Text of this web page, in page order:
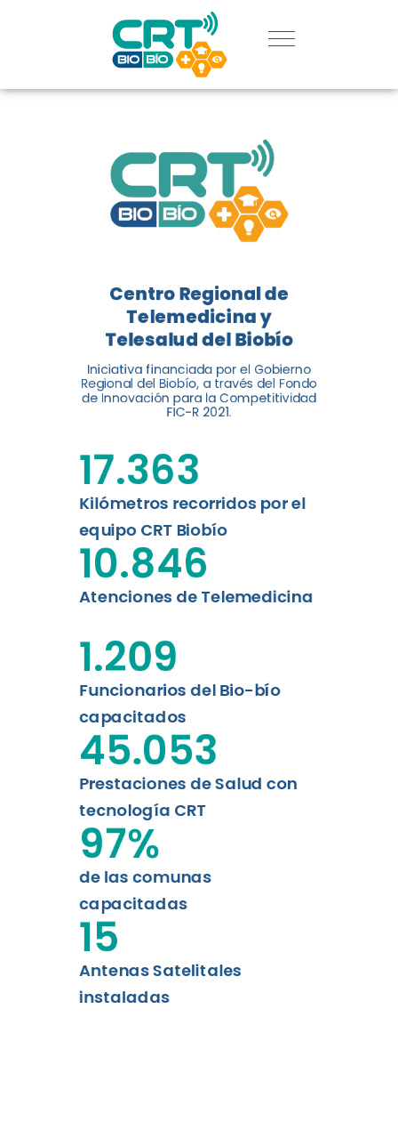
UDEC EN
CATEGORÍA
INNOVACIÓN
SOCIAL
Telemedicina y Telesalud del
Biobío (CRT Biobío) fue
reconocido reconocido en los
Premios de Vinculación con el
Medio 2024...
Leer más
Centro Regional de
Telemedicina y
Telesalud del Biobío
Iniciativa financiada por el Gobierno
Regional del Biobío, a través del Fondo
de Innovación para la Competitividad
FIC-R 2021.
Kilómetros recorridos por el
equipo CRT Biobío
17.363
Atenciones de Telemedicina
10.846
Funcionarios del Bio-bío
capacitados
1.209
Prestaciones de Salud con
tecnología CRT
45.053
de las comunas
capacitadas
97%
Antenas Satelitales
instaladas
15